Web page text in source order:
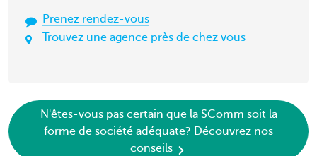
Prenez rendez-vous
Trouvez une agence près de chez vous
N'êtes-vous pas certain que la SComm soit la
forme de société adéquate? Découvrez nos
conseils